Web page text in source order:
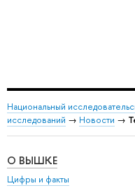
Национальный
исследований → Новости →
О ВЫШКЕ
Цифры и факты